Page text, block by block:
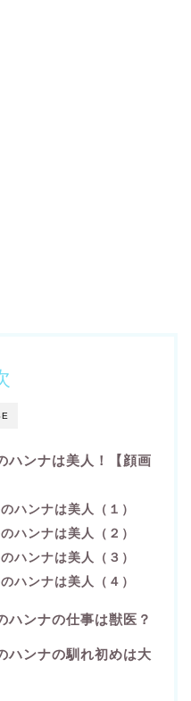
ハンナは美人！【顔画
ハンナは美人（１）
ハンナは美人（２）
ハンナは美人（３）
ハンナは美人（４）
ハンナの仕事は獣医？
ハンナの馴れ初めは大